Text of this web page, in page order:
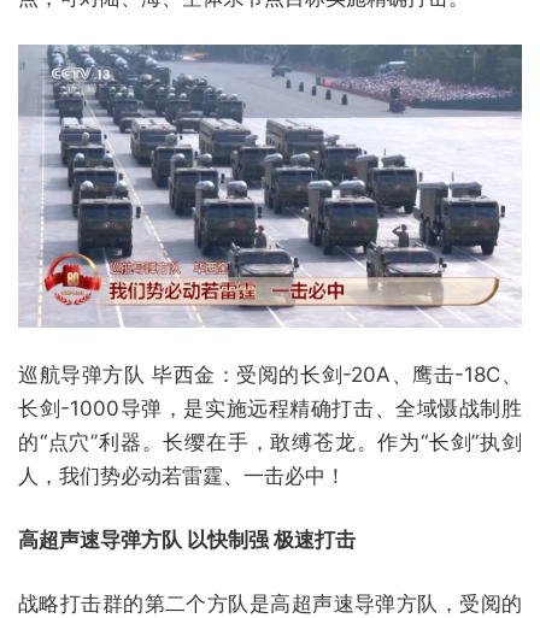
巡航导弹方队 毕西金：受阅的长剑-20A、鹰击-18C、
长剑-1000导弹，是实施远程精确打击、全域慑战制胜
的“点穴”利器。长缨在手，敢缚苍龙。作为“长剑”执剑
人，我们势必动若雷霆、一击必中！
高超声速导弹方队 以快制强 极速打击
战略打击群的第二个方队是高超声速导弹方队，受阅的